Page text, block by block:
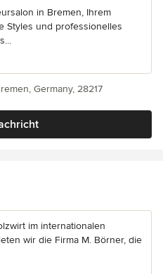
in Bremen, Ihrem
Styles und professionelles
Germany, 28217
im internationalen
wir die Firma M. Börner, die